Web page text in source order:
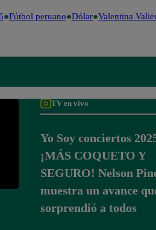
Fútbol peruano Dólar Valentina
TV en vivo
Yo Soy conciertos
¡MÁS COQUETO Y
SEGURO! Nelson
muestra un avance
sorprendió a todos